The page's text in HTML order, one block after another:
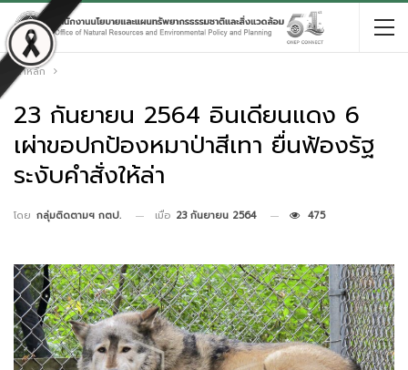
หน้าหลัก
23 กันยายน 2564 อินเดียนแดง 6
เผ่าขอปกป้องหมาป่าสีเทา ยื่นฟ้องรัฐ
ระงับคำสั่งให้ล่า
โดย กลุ่มติดตามฯ กตป. เมื่อ 23 กันยายน 2564 475